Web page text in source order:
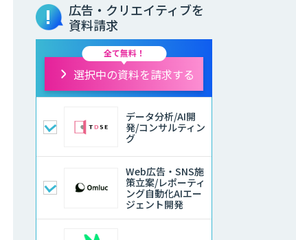
広告・クリエイティブを
資料請求
全て無料！
選択中の資料を請求する
データ分析/AI開
発/コンサルティン
グ
Web広告・SNS施
策立案/レポーティ
ング自動化AIエー
ジェント開発